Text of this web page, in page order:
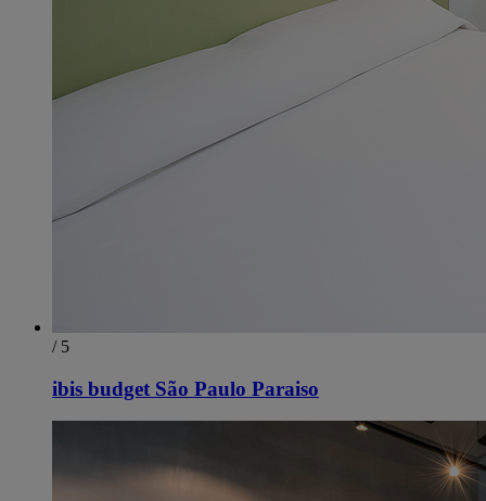
/ 5
ibis budget São Paulo Paraiso